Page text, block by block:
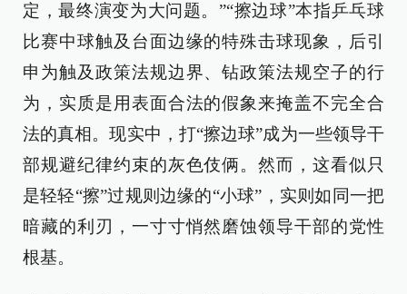
定，最终演变为大问题。”“擦边球”本指乒乓球
比赛中球触及台面边缘的特殊击球现象，后引
申为触及政策法规边界、钻政策法规空子的行
为，实质是用表面合法的假象来掩盖不完全合
法的真相。现实中，打“擦边球”成为一些领导干
部规避纪律约束的灰色伎俩。然而，这看似只
是轻轻“擦”过规则边缘的“小球”，实则如同一把
暗藏的利刃，一寸寸悄然磨蚀领导干部的党性
根基。